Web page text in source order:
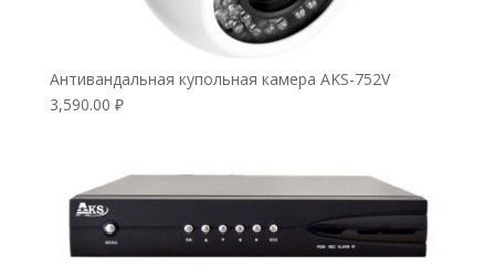
Антивандальная купольная камера AKS-752V
3,590.00 ₽